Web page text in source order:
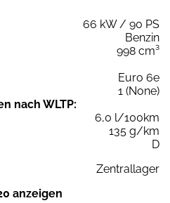
66 kW / 90 PS
Benzin
998 cm³
Euro 6e
1 (None)
nach WLTP:
6,0 l/100km
135 g/km
D
Zentrallager
anzeigen